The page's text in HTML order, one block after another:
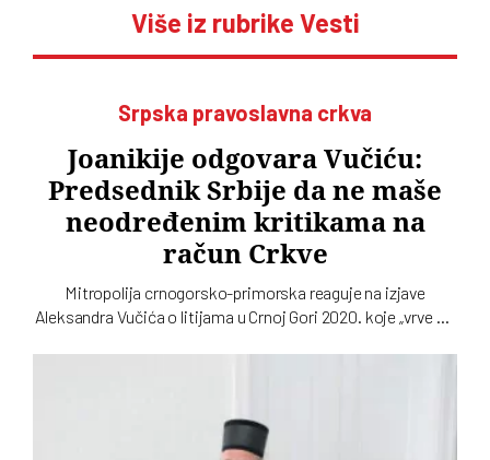
Više iz rubrike Vesti
Srpska pravoslavna crkva
Joanikije odgovara Vučiću:
Predsednik Srbije da ne maše
neodređenim kritikama na
račun Crkve
Mitropolija crnogorsko-primorska reaguje na izjave
Aleksandra Vučića o litijama u Crnoj Gori 2020. koje „vrve od